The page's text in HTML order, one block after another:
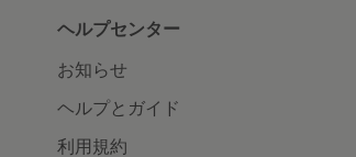
ヘルプセンター
お知らせ
ヘルプとガイド
利用規約